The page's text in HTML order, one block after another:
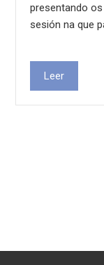
presentando
sesión na que
Leer